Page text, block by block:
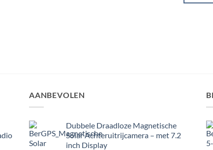
AANBEVOLEN
Dubbele Draadloze Magnetische
Solar Achteruitrijcamera – met 7.2
inch Display